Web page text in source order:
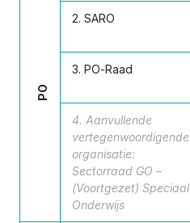
PO
2. SARO
3. PO-Raad
4. Aanvullende
vertegenwoordigende
organisatie:
Sectorraad GO –
(Voortgezet) Speciaal
Onderwijs